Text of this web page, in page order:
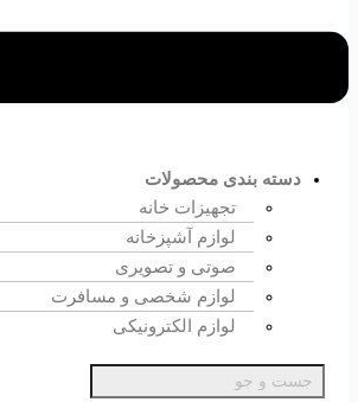
دسته بندی محصولات
تجهیزات خانه
لوازم آشپزخانه
صوتی و تصویری
لوازم شخصی و مسافرت
لوازم الکترونیکی